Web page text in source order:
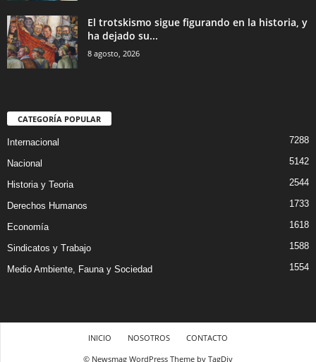
El trotskismo sigue figurando en la historia, y
ha dejado su...
8 agosto, 2026
CATEGORÍA POPULAR
Internacional 7288
Nacional 5142
Historia y Teoria 2544
Derechos Humanos 1733
Economía 1618
Sindicatos y Trabajo 1588
Medio Ambiente, Fauna y Sociedad 1554
INICIO NOSOTROS
CONTACTO
© Newsmag WordPress Theme by TagDiv